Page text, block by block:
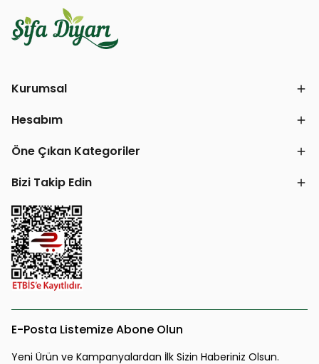
Kurumsal
Hesabım
Öne Çıkan Kategoriler
Bizi Takip Edin
E-Posta Listemize Abone Olun
Yeni Ürün ve Kampanyalardan İlk Sizin Haberiniz Olsun.